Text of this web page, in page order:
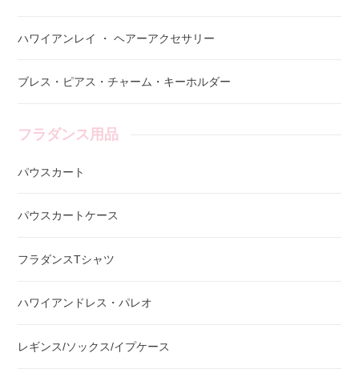
ハワイアンレイ ・ ヘアーアクセサリー
ブレス・ピアス・チャーム・キーホルダー
フラダンス用品
パウスカート
パウスカートケース
フラダンスTシャツ
ハワイアンドレス・パレオ
レギンス/ソックス/イプケース